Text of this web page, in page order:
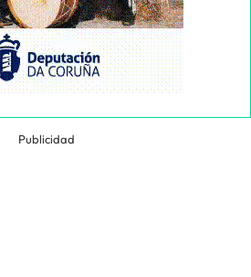
Publicidad